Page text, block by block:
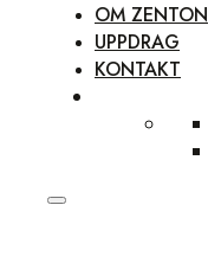
OM ZENTON
UPPDRAG
KONTAKT